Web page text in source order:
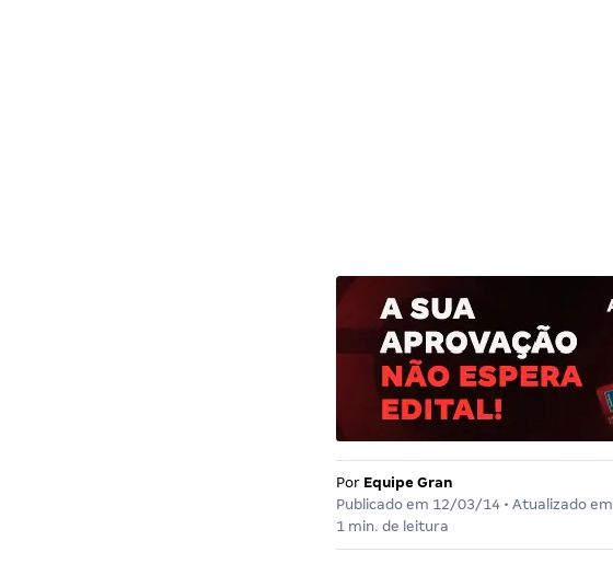
Por Equipe Gran
Publicado em 12/03/14• Atualizado em
1 min. de leitura